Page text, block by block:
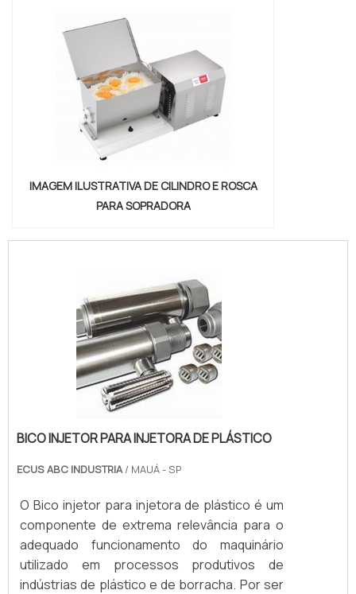
IMAGEM ILUSTRATIVA DE CILINDRO E ROSCA
PARA SOPRADORA
BICO INJETOR PARA INJETORA DE PLÁSTICO
ECUS ABC INDUSTRIA / MAUÁ - SP
O Bico injetor para injetora de plástico é um
componente de extrema relevância para o
adequado funcionamento do maquinário
utilizado em processos produtivos de
indústrias de plástico e de borracha. Por ser